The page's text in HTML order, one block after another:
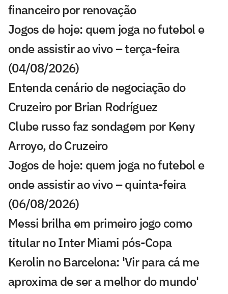
financeiro por renovação
Jogos de hoje: quem joga no futebol e
onde assistir ao vivo – terça-feira
(04/08/2026)
Entenda cenário de negociação do
Cruzeiro por Brian Rodríguez
Clube russo faz sondagem por Keny
Arroyo, do Cruzeiro
Jogos de hoje: quem joga no futebol e
onde assistir ao vivo – quinta-feira
(06/08/2026)
Messi brilha em primeiro jogo como
titular no Inter Miami pós-Copa
Kerolin no Barcelona: 'Vir para cá me
aproxima de ser a melhor do mundo'